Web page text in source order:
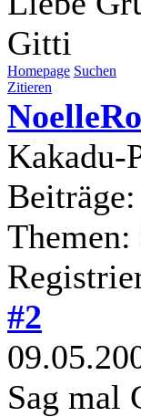
Gitti
Homepage Suchen
Zitieren
NoelleRo
Kakadu-
Themen:
#2
Sag mal